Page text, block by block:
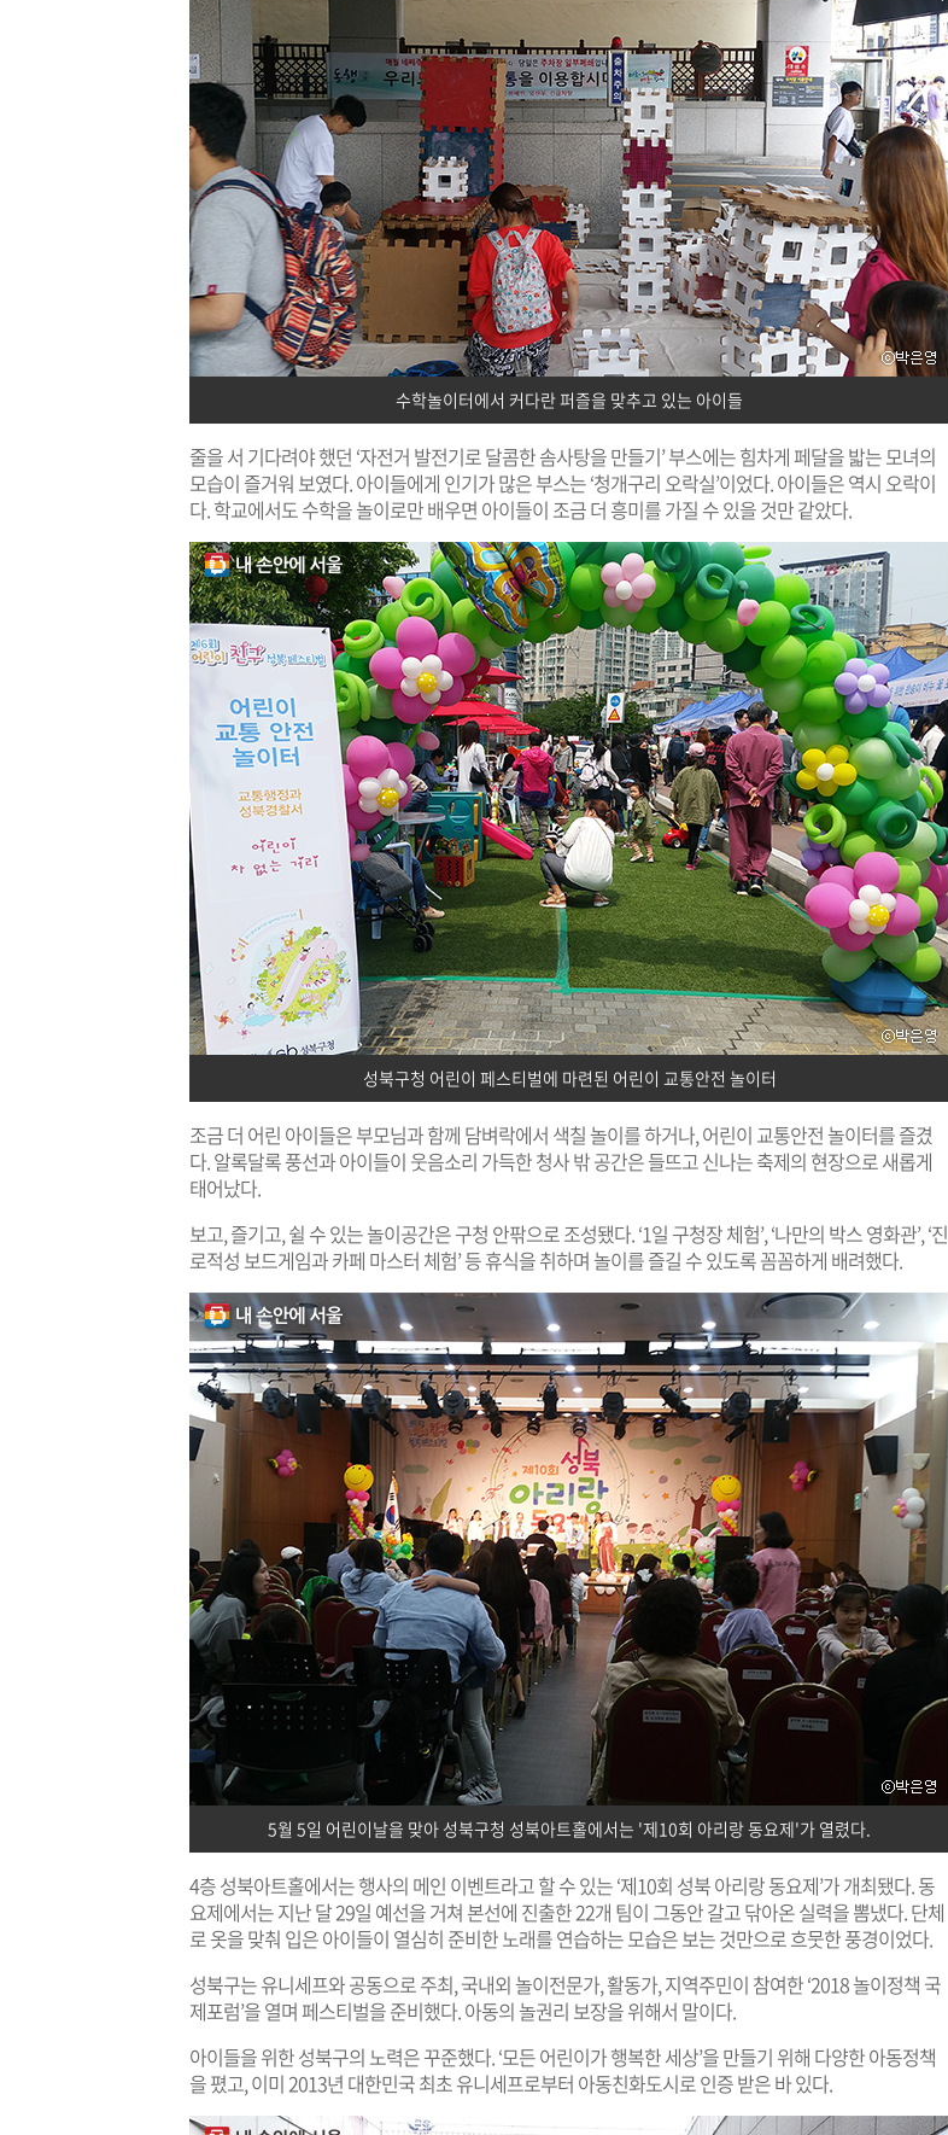
수학놀이터에서 커다란 퍼즐을 맞추고 있는 아이들
줄을 서 기다려야 했던 ‘자전거 발전기로 달콤한 솜사탕을 만들기’ 부스에는 힘차게 페달을 밟는 모녀의
모습이 즐거워 보였다. 아이들에게 인기가 많은 부스는 ‘청개구리 오락실’이었다. 아이들은 역시 오락이
다. 학교에서도 수학을 놀이로만 배우면 아이들이 조금 더 흥미를 가질 수 있을 것만 같았다.
성북구청 어린이 페스티벌에 마련된 어린이 교통안전 놀이터
조금 더 어린 아이들은 부모님과 함께 담벼락에서 색칠 놀이를 하거나, 어린이 교통안전 놀이터를 즐겼
다. 알록달록 풍선과 아이들이 웃음소리 가득한 청사 밖 공간은 들뜨고 신나는 축제의 현장으로 새롭게
태어났다.
보고, 즐기고, 쉴 수 있는 놀이공간은 구청 안팎으로 조성됐다. ‘1일 구청장 체험’, ‘나만의 박스 영화관’, ‘진
로적성 보드게임과 카페 마스터 체험’ 등 휴식을 취하며 놀이를 즐길 수 있도록 꼼꼼하게 배려했다.
5월 5일 어린이날을 맞아 성북구청 성북아트홀에서는 '제10회 아리랑 동요제'가 열렸다.
4층 성북아트홀에서는 행사의 메인 이벤트라고 할 수 있는 ‘제10회 성북 아리랑 동요제’가 개최됐다. 동
요제에서는 지난 달 29일 예선을 거쳐 본선에 진출한 22개 팀이 그동안 갈고 닦아온 실력을 뽐냈다. 단체
로 옷을 맞춰 입은 아이들이 열심히 준비한 노래를 연습하는 모습은 보는 것만으로 흐뭇한 풍경이었다.
성북구는 유니세프와 공동으로 주최, 국내외 놀이전문가, 활동가, 지역주민이 참여한 ‘2018 놀이정책 국
제포럼’을 열며 페스티벌을 준비했다. 아동의 놀권리 보장을 위해서 말이다.
아이들을 위한 성북구의 노력은 꾸준했다. ‘모든 어린이가 행복한 세상’을 만들기 위해 다양한 아동정책
을 폈고, 이미 2013년 대한민국 최초 유니세프로부터 아동친화도시로 인증 받은 바 있다.